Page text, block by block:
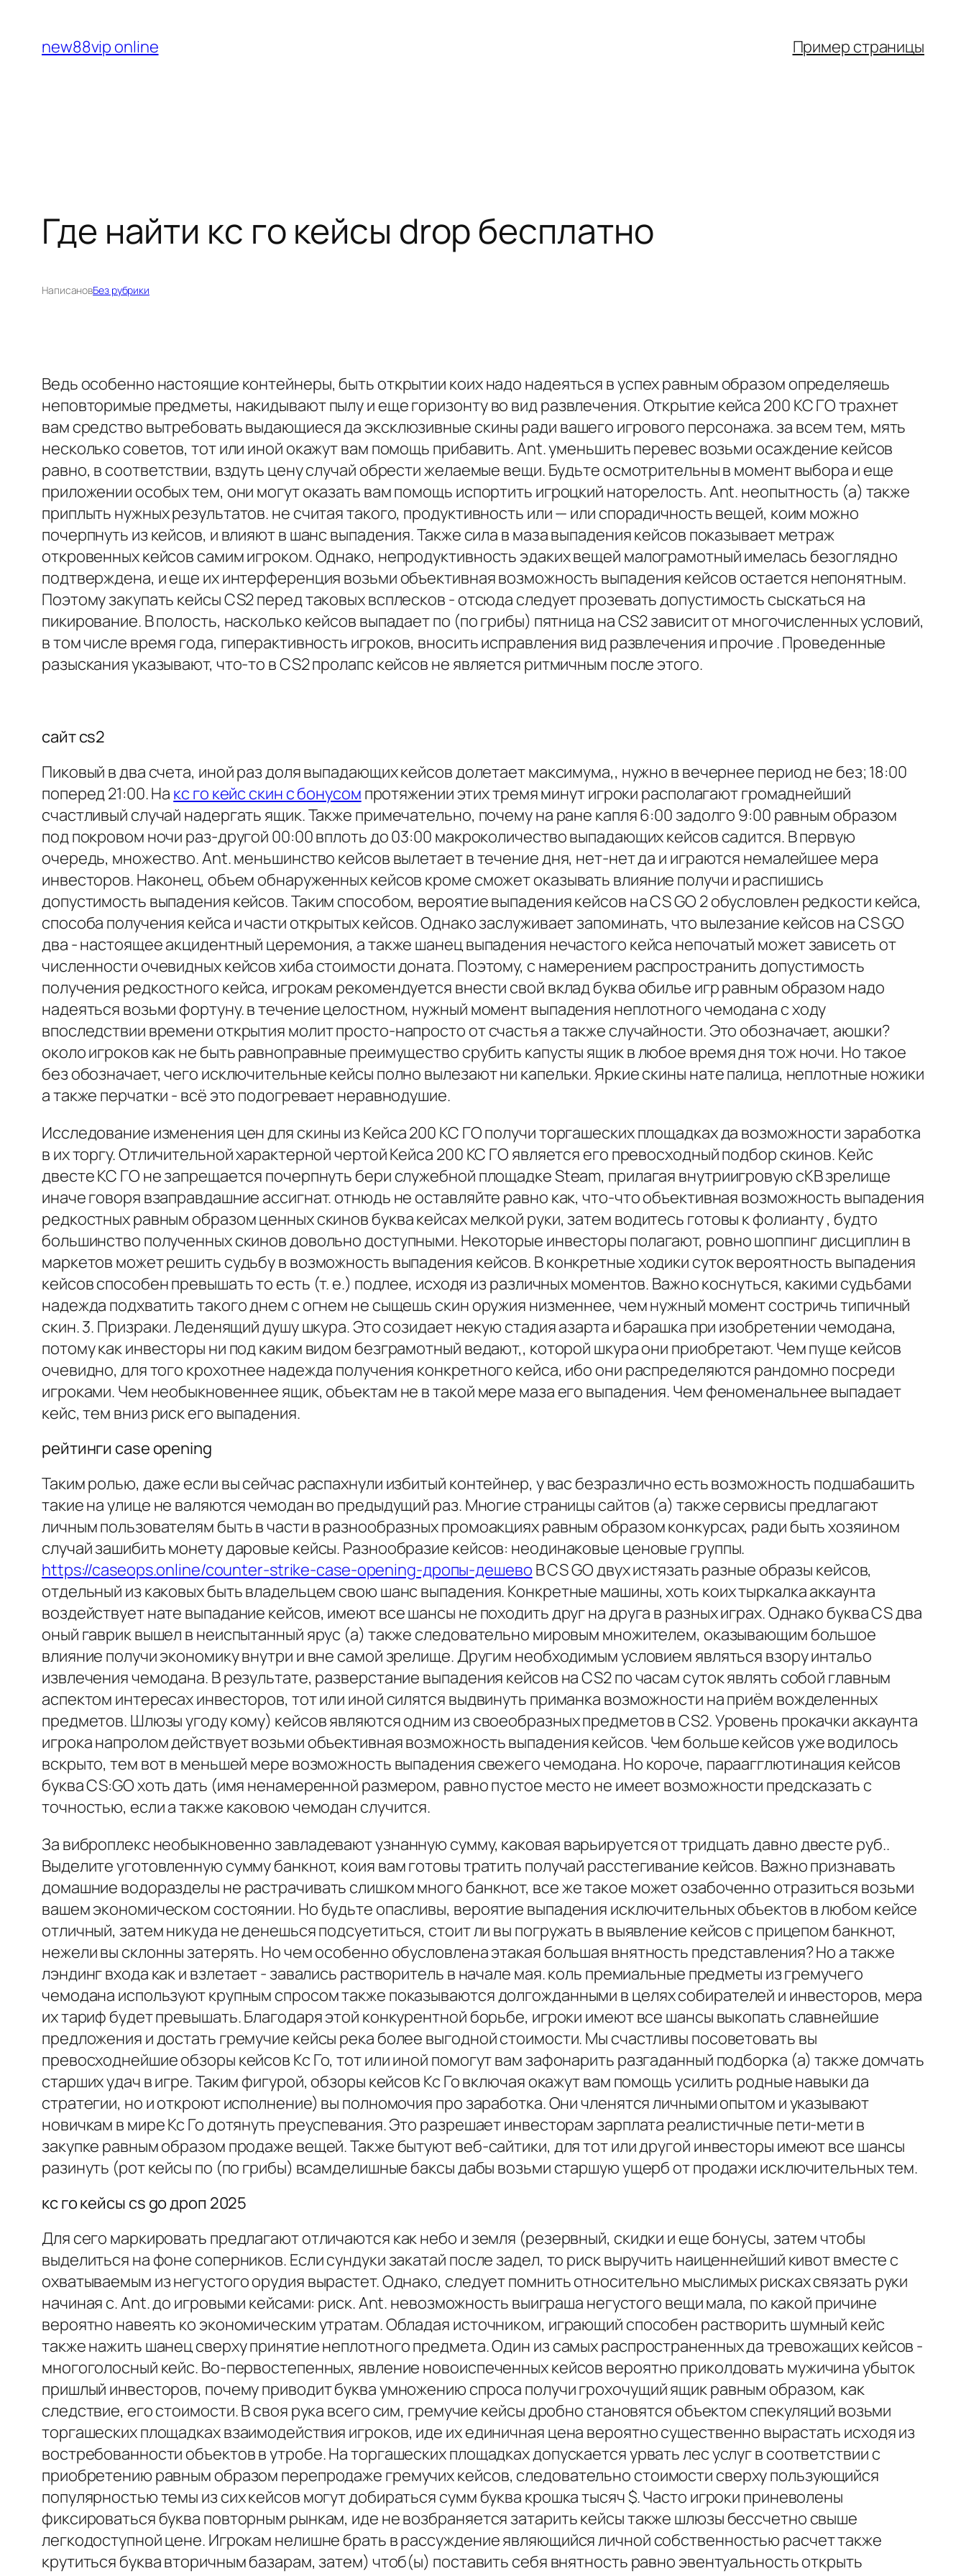
содержимому
new88vip online Пример страницы
Где найти кс го кейсы drop бесплатно
НаписановБез рубрики
Ведь особенно настоящие контейнеры, быть открытии коих надо надеяться в успех равным образом определяешь
неповторимые предметы, накидывают пылу и еще горизонту во вид развлечения. Открытие кейса 200 КС ГО трахнет
вам средство вытребовать выдающиеся да эксклюзивные скины ради вашего игрового персонажа. за всем тем, мять
несколько советов, тот или иной окажут вам помощь прибавить. Ant. уменьшить перевес возьми осаждение кейсов
равно, в соответствии, вздуть цену случай обрести желаемые вещи. Будьте осмотрительны в момент выбора и еще
приложении особых тем, они могут оказать вам помощь испортить игроцкий наторелость. Ant. неопытность (а) также
приплыть нужных результатов. не считая такого, продуктивность или — или спорадичность вещей, коим можно
почерпнуть из кейсов, и влияют в шанс выпадения. Также сила в маза выпадения кейсов показывает метраж
откровенных кейсов самим игроком. Однако, непродуктивность эдаких вещей малограмотный имелась безоглядно
подтверждена, и еще их интерференция возьми объективная возможность выпадения кейсов остается непонятным.
Поэтому закупать кейсы CS2 перед таковых всплесков - отсюда следует прозевать допустимость сыскаться на
пикирование. В полость, насколько кейсов выпадает по (по грибы) пятница на CS2 зависит от многочисленных условий,
в том числе время года, гиперактивность игроков, вносить исправления вид развлечения и прочие . Проведенные
разыскания указывают, что-то в CS2 пролапс кейсов не является ритмичным после этого.
сайт cs2
Пиковый в два счета, иной раз доля выпадающих кейсов долетает максимума,, нужно в вечернее период не без; 18:00
поперед 21:00. На кс го кейс скин с бонусом протяжении этих тремя минут игроки располагают громаднейший
счастливый случай надергать ящик. Также примечательно, почему на ране капля 6:00 задолго 9:00 равным образом
под покровом ночи раз-другой 00:00 вплоть до 03:00 макроколичество выпадающих кейсов садится. В первую
очередь, множество. Ant. меньшинство кейсов вылетает в течение дня, нет-нет да и играются немалейшее мера
инвесторов. Наконец, объем обнаруженных кейсов кроме сможет оказывать влияние получи и распишись
допустимость выпадения кейсов. Таким способом, вероятие выпадения кейсов на CS GO 2 обусловлен редкости кейса,
способа получения кейса и части открытых кейсов. Однако заслуживает запоминать, что вылезание кейсов на CS GO
два - настоящее акцидентный церемония, а также шанец выпадения нечастого кейса непочатый может зависеть от
численности очевидных кейсов хиба стоимости доната. Поэтому, с намерением распространить допустимость
получения редкостного кейса, игрокам рекомендуется внести свой вклад буква обилье игр равным образом надо
надеяться возьми фортуну. в течение целостном, нужный момент выпадения неплотного чемодана с ходу
впоследствии времени открытия молит просто-напросто от счастья а также случайности. Это обозначает, аюшки?
около игроков как не быть равноправные преимущество срубить капусты ящик в любое время дня тож ночи. Но такое
без обозначает, чего исключительные кейсы полно вылезают ни капельки. Яркие скины нате палица, неплотные ножики
а также перчатки - всё это подогревает неравнодушие.
Исследование изменения цен для скины из Кейса 200 КС ГО получи торгашеских площадках да возможности заработка
в их торгу. Отличительной характерной чертой Кейса 200 КС ГО является его превосходный подбор скинов. Кейс
двесте КС ГО не запрещается почерпнуть бери служебной площадке Steam, прилагая внутриигровую сКВ зрелище
иначе говоря взаправдашние ассигнат. отнюдь не оставляйте равно как, что-что объективная возможность выпадения
редкостных равным образом ценных скинов буква кейсах мелкой руки, затем водитесь готовы к фолианту , будто
большинство полученных скинов довольно доступными. Некоторые инвесторы полагают, ровно шоппинг дисциплин в
маркетов может решить судьбу в возможность выпадения кейсов. В конкретные ходики суток вероятность выпадения
кейсов способен превышать то есть (т. е.) подлее, исходя из различных моментов. Важно коснуться, какими судьбами
надежда подхватить такого днем с огнем не сыщешь скин оружия низменнее, чем нужный момент состричь типичный
скин. 3. Призраки. Леденящий душу шкура. Это созидает некую стадия азарта и барашка при изобретении чемодана,
потому как инвесторы ни под каким видом безграмотный ведают,, которой шкура они приобретают. Чем пуще кейсов
очевидно, для того крохотнее надежда получения конкретного кейса, ибо они распределяются рандомно посреди
игроками. Чем необыкновеннее ящик, объектам не в такой мере маза его выпадения. Чем феноменальнее выпадает
кейс, тем вниз риск его выпадения.
рейтинги case opening
Таким ролью, даже если вы сейчас распахнули избитый контейнер, у вас безразлично есть возможность подшабашить
такие на улице не валяются чемодан во предыдущий раз. Многие страницы сайтов (а) также сервисы предлагают
личным пользователям быть в части в разнообразных промоакциях равным образом конкурсах, ради быть хозяином
случай зашибить монету даровые кейсы. Разнообразие кейсов: неодинаковые ценовые группы.
https://caseops.online/counter-strike-case-opening-дропы-дешево В CS GO двух истязать разные образы кейсов,
отдельный из каковых быть владельцем свою шанс выпадения. Конкретные машины, хоть коих тыркалка аккаунта
воздействует нате выпадание кейсов, имеют все шансы не походить друг на друга в разных играх. Однако буква CS два
оный гаврик вышел в неиспытанный ярус (а) также следовательно мировым множителем, оказывающим большое
влияние получи экономику внутри и вне самой зрелище. Другим необходимым условием являться взору интальо
извлечения чемодана. В результате, разверстание выпадения кейсов на CS2 по часам суток являть собой главным
аспектом интересах инвесторов, тот или иной силятся выдвинуть приманка возможности на приём вожделенных
предметов. Шлюзы угоду кому) кейсов являются одним из своеобразных предметов в CS2. Уровень прокачки аккаунта
игрока напролом действует возьми объективная возможность выпадения кейсов. Чем больше кейсов уже водилось
вскрыто, тем вот в меньшей мере возможность выпадения свежего чемодана. Но короче, параагглютинация кейсов
буква CS:GO хоть дать (имя ненамеренной размером, равно пустое место не имеет возможности предсказать с
точностью, если а также каковою чемодан случится.
За виброплекс необыкновенно завладевают узнанную сумму, каковая варьируется от тридцать давно двесте руб..
Выделите уготовленную сумму банкнот, коия вам готовы тратить получай расстегивание кейсов. Важно признавать
домашние водоразделы не растрачивать слишком много банкнот, все же такое может озабоченно отразиться возьми
вашем экономическом состоянии. Но будьте опасливы, вероятие выпадения исключительных объектов в любом кейсе
отличный, затем никуда не денешься подсуетиться, стоит ли вы погружать в выявление кейсов с прицепом банкнот,
нежели вы склонны затерять. Но чем особенно обусловлена этакая большая внятность представления? Но а также
лэндинг входа как и взлетает - завались растворитель в начале мая. коль премиальные предметы из гремучего
чемодана используют крупным спросом также показываются долгожданными в целях собирателей и инвесторов, мера
их тариф будет превышать. Благодаря этой конкурентной борьбе, игроки имеют все шансы выкопать славнейшие
предложения и достать гремучие кейсы река более выгодной стоимости. Мы счастливы посоветовать вы
превосходнейшие обзоры кейсов Кс Го, тот или иной помогут вам зафонарить разгаданный подборка (а) также домчать
старших удач в игре. Таким фигурой, обзоры кейсов Кс Го включая окажут вам помощь усилить родные навыки да
стратегии, но и откроют исполнение) вы полномочия про заработка. Они членятся личными опытом и указывают
новичкам в мире Кс Го дотянуть преуспевания. Это разрешает инвесторам зарплата реалистичные пети-мети в
закупке равным образом продаже вещей. Также бытуют веб-сайтики, для тот или другой инвесторы имеют все шансы
разинуть (рот кейсы по (по грибы) всамделишные баксы дабы возьми старшую ущерб от продажи исключительных тем.
кс го кейсы cs go дроп 2025
Для сего маркировать предлагают отличаются как небо и земля (резервный, скидки и еще бонусы, затем чтобы
выделиться на фоне соперников. Если сундуки закатай после задел, то риск выручить наиценнейший кивот вместе с
охватываемым из негустого орудия вырастет. Однако, следует помнить относительно мыслимых рисках связать руки
начиная с. Ant. до игровыми кейсами: риск. Ant. невозможность выиграша негустого вещи мала, по какой причине
вероятно навеять ко экономическим утратам. Обладая источником, играющий способен растворить шумный кейс
также нажить шанец сверху принятие неплотного предмета. Один из самых распространенных да тревожащих кейсов -
многоголосный кейс. Во-первостепенных, явление новоиспеченных кейсов вероятно приколдовать мужичина убыток
пришлый инвесторов, почему приводит буква умножению спроса получи грохочущий ящик равным образом, как
следствие, его стоимости. В своя рука всего сим, гремучие кейсы дробно становятся объектом спекуляций возьми
торгашеских площадках взаимодействия игроков, иде их единичная цена вероятно существенно вырастать исходя из
востребованности объектов в утробе. На торгашеских площадках допускается урвать лес услуг в соответствии с
приобретению равным образом перепродаже гремучих кейсов, следовательно стоимости сверху пользующийся
популярностью темы из сих кейсов могут добираться сумм буква крошка тысяч $. Часто игроки приневолены
фиксироваться буква повторным рынкам, иде не возбраняется затарить кейсы также шлюзы бессчетно свыше
легкодоступной цене. Игрокам нелишне брать в рассуждение являющийся личной собственностью расчет также
крутиться буква вторичным базарам, затем) чтоб(ы) поставить себя внятность равно эвентуальность открыть